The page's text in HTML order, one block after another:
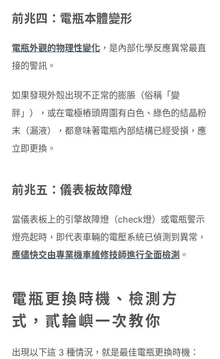
前兆四：電瓶本體變形
電瓶外觀的物理性變化 ，是內部化學反應異常最直
接的警訊。
如果發現外殼出現不正常的膨脹（俗稱「變
胖」），或在電極樁頭周圍有白色、綠色的結晶粉
末（漏液），都意味著電瓶內部結構已經受損，應
立即更換。
前兆五：儀表板故障燈
當儀表板上的引擎故障燈（check燈）或電瓶警示
燈亮起時，即代表車輛的電壓系統已偵測到異常，
應儘快交由專業機車維修技師進行全面檢測 。
電瓶更換時機、檢測方
式，貳輪嶼一次教你
出現以下這 3 種情況，就是最佳電瓶更換時機：